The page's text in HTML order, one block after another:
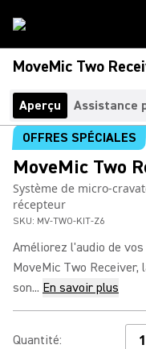
MoveMic Two
Aperçu
Assistance
OFFRES SPÉCIALES
MoveMic Two
Système de micro-
récepteur
SKU: MV-TWO-KIT-Z6
Améliorez l'audio de
MoveMic Two
son... En savoir plus
Quantité: